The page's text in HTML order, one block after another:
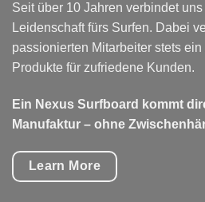
Seit über 10 Jahren verbindet
Leidenschaft fürs Surfen. Dabei
passionierten Mitarbeiter stets
Produkte für zufriedene Kunden.
Ein Nexus Surfboard kommt
Manufaktur – ohne
Learn More